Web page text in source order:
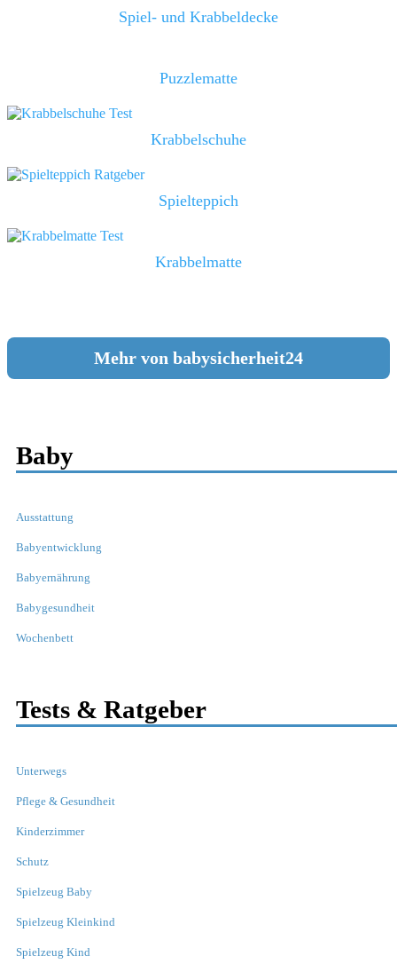
Spiel- und Krabbeldecke
Puzzlematte
Krabbelschuhe
Spielteppich
Krabbelmatte
Mehr von babysicherheit24
Baby
Ausstattung
Babyentwicklung
Babyernährung
Babygesundheit
Wochenbett
Tests & Ratgeber
Unterwegs
Pflege & Gesundheit
Kinderzimmer
Schutz
Spielzeug Baby
Spielzeug Kleinkind
Spielzeug Kind